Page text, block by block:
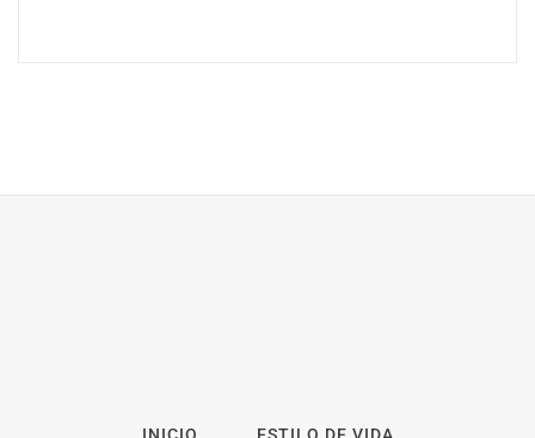
INICIO ESTILO DE VIDA